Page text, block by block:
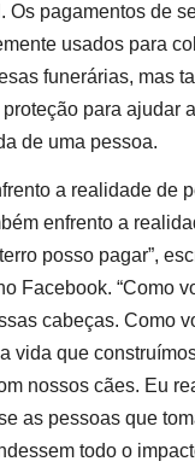
Os pagamentos de
usados ​​para
funerárias, mas
para ajudar
de uma pessoa.
a realidade de
enfrento a
posso pagar”,
Facebook. “Como
cabeças. Como
vida que
nossos cães. Eu
as pessoas que
todo o